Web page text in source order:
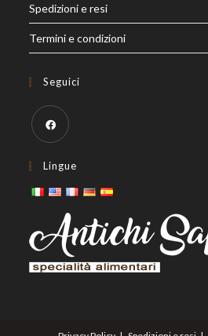
Spedizioni e resi
Termini e condizioni
Seguici
in
a
tab
Lingue